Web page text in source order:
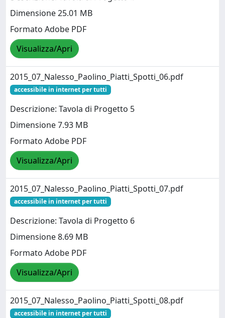
Dimensione 25.01 MB
Formato Adobe PDF
Visualizza/Apri
2015_07_Nalesso_Paolino_Piatti_Spotti_06.pdf
accessibile in internet per tutti
Descrizione: Tavola di Progetto 5
Dimensione 7.93 MB
Formato Adobe PDF
Visualizza/Apri
2015_07_Nalesso_Paolino_Piatti_Spotti_07.pdf
accessibile in internet per tutti
Descrizione: Tavola di Progetto 6
Dimensione 8.69 MB
Formato Adobe PDF
Visualizza/Apri
2015_07_Nalesso_Paolino_Piatti_Spotti_08.pdf
accessibile in internet per tutti